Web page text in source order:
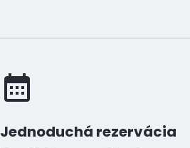
Jednoduchá rezervácia